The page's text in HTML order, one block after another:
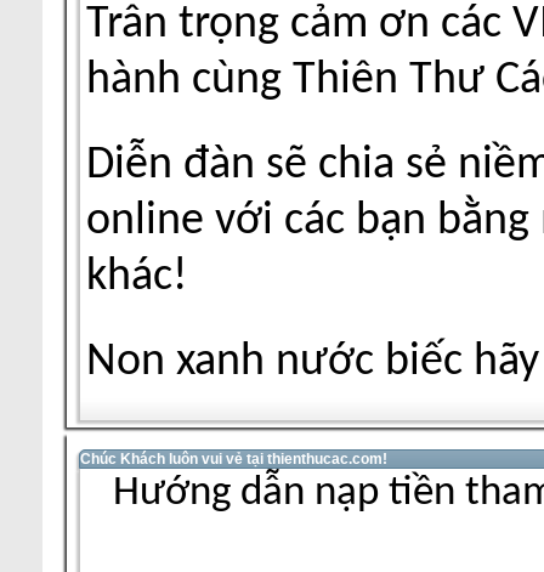
Trân trọng cảm ơn các
hành cùng Thiên Thư
Diễn đàn sẽ chia sẻ
online với các bạn
khác!
Non xanh nước biếc
Chúc Khách luôn vui vẻ tại thienthucac.com!
Hướng dẫn nạp tiền